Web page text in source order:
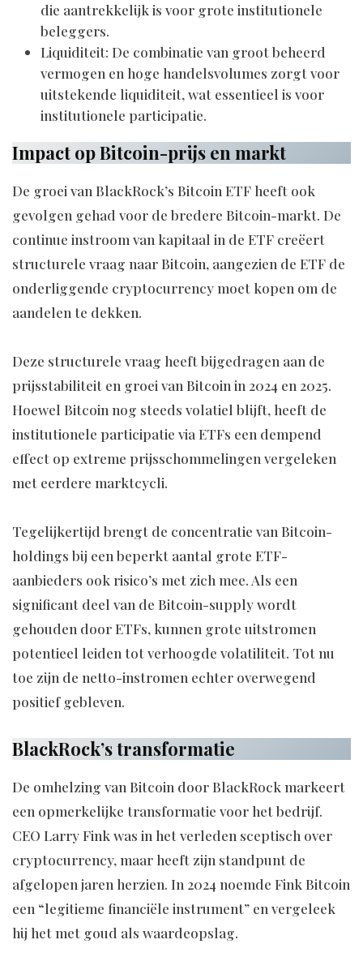
die aantrekkelijk is voor grote institutionele
beleggers.
Liquiditeit: De combinatie van groot beheerd
vermogen en hoge handelsvolumes zorgt voor
uitstekende liquiditeit, wat essentieel is voor
institutionele participatie.
Impact op Bitcoin-prijs en markt
De groei van BlackRock’s Bitcoin ETF heeft ook
gevolgen gehad voor de bredere Bitcoin-markt. De
continue instroom van kapitaal in de ETF creëert
structurele vraag naar Bitcoin, aangezien de ETF de
onderliggende cryptocurrency moet kopen om de
aandelen te dekken.
Deze structurele vraag heeft bijgedragen aan de
prijsstabiliteit en groei van Bitcoin in 2024 en 2025.
Hoewel Bitcoin nog steeds volatiel blijft, heeft de
institutionele participatie via ETFs een dempend
effect op extreme prijsschommelingen vergeleken
met eerdere marktcycli.
Tegelijkertijd brengt de concentratie van Bitcoin-
holdings bij een beperkt aantal grote ETF-
aanbieders ook risico’s met zich mee. Als een
significant deel van de Bitcoin-supply wordt
gehouden door ETFs, kunnen grote uitstromen
potentieel leiden tot verhoogde volatiliteit. Tot nu
toe zijn de netto-instromen echter overwegend
positief gebleven.
BlackRock’s transformatie
De omhelzing van Bitcoin door BlackRock markeert
een opmerkelijke transformatie voor het bedrijf.
CEO Larry Fink was in het verleden sceptisch over
cryptocurrency, maar heeft zijn standpunt de
afgelopen jaren herzien. In 2024 noemde Fink Bitcoin
een “legitieme financiële instrument” en vergeleek
hij het met goud als waardeopslag.